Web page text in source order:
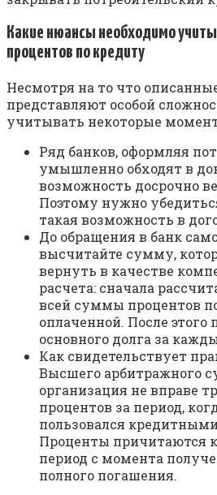
Какие нюансы необходимо
процентов по кредиту
Несмотря на то что
представляют особой
учитывать некоторые
Ряд банков, оформляя
умышленно обходят в
возможность досрочно
Поэтому нужно
такая возможность в
До обращения в банк
высчитайте сумму,
вернуть в качестве
расчета: сначала
всей суммы процентов
оплаченной. После
основного долга за
Как свидетельствует
Высшего арбитражного
организация не вправе
процентов за период,
пользовался
Проценты причитаются к
период с момента
полного погашения.